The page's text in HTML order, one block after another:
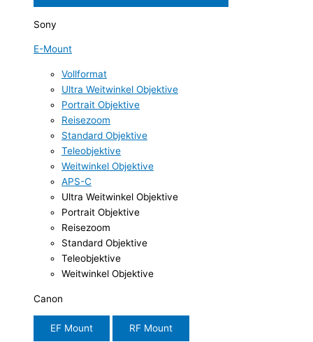
Sony
E-Mount
Vollformat
Ultra Weitwinkel Objektive
Portrait Objektive
Reisezoom
Standard Objektive
Teleobjektive
Weitwinkel Objektive
APS-C
Ultra Weitwinkel Objektive
Portrait Objektive
Reisezoom
Standard Objektive
Teleobjektive
Weitwinkel Objektive
Canon
EF Mount
RF Mount